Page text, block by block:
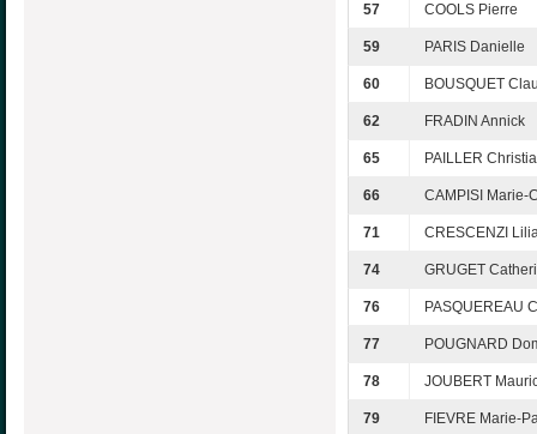
57 COOLS Pierre
59 PARIS Danielle
60 BOUSQUET
62 FRADIN Annick
65 PAILLER
66 CAMPISI Marie-
71 CRESCENZI
74 GRUGET
76 PASQUEREAU
77 POUGNARD
78 JOUBERT
79 FIEVRE Marie-